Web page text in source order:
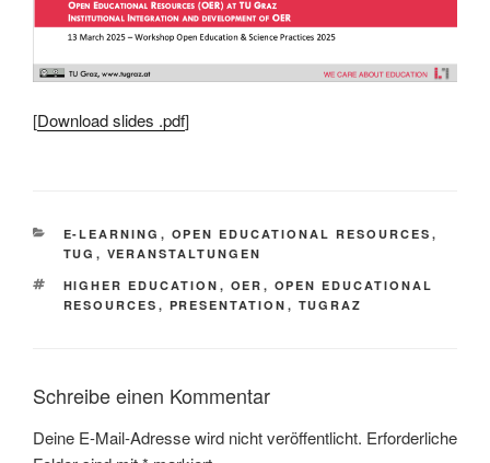
[Download slides .pdf]
KATEGORIEN
E-LEARNING , OPEN EDUCATIONAL RESOURCES ,
TUG , VERANSTALTUNGEN
SCHLAGWÖRTER
HIGHER EDUCATION , OER , OPEN EDUCATIONAL
RESOURCES , PRESENTATION , TUGRAZ
Schreibe einen Kommentar
Deine E-Mail-Adresse wird nicht veröffentlicht. Erforderliche